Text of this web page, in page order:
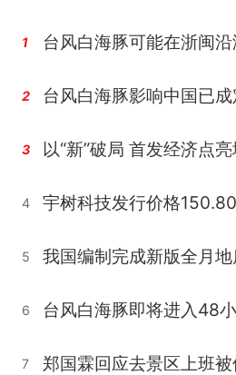
1 台风白海豚可能在浙闽
2 台风白海豚影响中国已
3
4 宇树科技发行价格
5 我国编制完成新版全月地
6
7